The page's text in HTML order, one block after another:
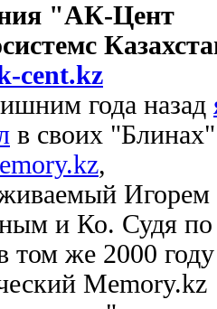
"АК-Цент
cent.kz
года назад
в своих "Блинах"
,
Игорем
и Ко. Судя по
том же 2000 году
Memory.kz